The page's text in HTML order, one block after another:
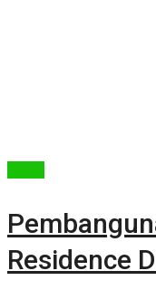
Residence